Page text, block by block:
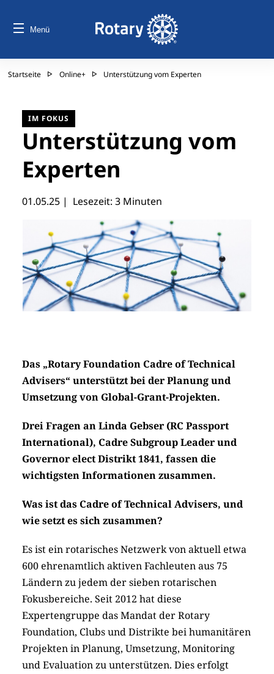
Menü
Startseite Online+ Unterstützung vom Experten
IM FOKUS
Unterstützung vom
Experten
01.05.25 | Lesezeit: 3 Minuten
Das „Rotary Foundation Cadre of Technical
Advisers“ unterstützt bei der Planung und
Umsetzung von Global-Grant-Projekten.
Drei Fragen an Linda Gebser (RC Passport
International), Cadre Subgroup Leader und
Governor elect Distrikt 1841, fassen die
wichtigsten Informationen zusammen.
Was ist das Cadre of Technical Advisers, und
wie setzt es sich zusammen?
Es ist ein rotarisches Netzwerk von aktuell etwa
600 ehrenamtlich aktiven Fachleuten aus 75
Ländern zu jedem der sieben rotarischen
Fokusbereiche. Seit 2012 hat diese
Expertengruppe das Mandat der Rotary
Foundation, Clubs und Distrikte bei humanitären
Projekten in Planung, Umsetzung, Monitoring
und Evaluation zu unterstützen. Dies erfolgt